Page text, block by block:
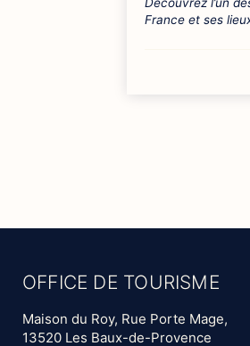
France et ses
OFFICE DE TOURISME
Maison du Roy, Rue Porte Mage,
13520 Les Baux-de-Provence